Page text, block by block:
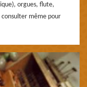
orgues, flute,
consulter même pour